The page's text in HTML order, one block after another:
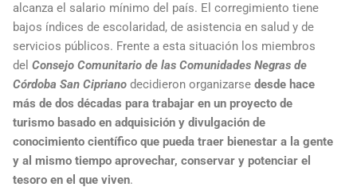
alcanza el salario mínimo del país. El corregimiento tiene
bajos índices de escolaridad, de asistencia en salud y de
servicios públicos. Frente a esta situación los miembros
del Consejo Comunitario de las Comunidades Negras de
Córdoba San Cipriano decidieron organizarse desde hace
más de dos décadas para trabajar en un proyecto de
turismo basado en adquisición y divulgación de
conocimiento científico que pueda traer bienestar a la gente
y al mismo tiempo aprovechar, conservar y potenciar el
tesoro en el que viven.